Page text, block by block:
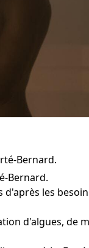
Bernard.
Bernard.
les
d'algues, de